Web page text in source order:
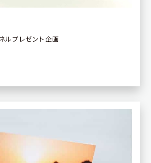
ルプレゼント企画